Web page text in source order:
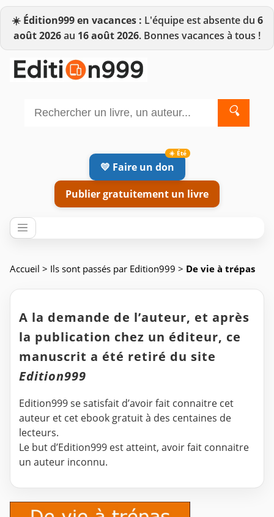
☀️ Édition999 en vacances : L'équipe est absente du 6
août 2026au 16 août 2026. Bonnes vacances à tous !
🔍
💛 Faire un don
Publier gratuitement un livre
Accueil > Ils sont passés par Edition999 > De vie à trépas
A la demande de l’auteur, et après
la publication chez un éditeur, ce
manuscrit a été retiré du site
Edition999
Edition999 se satisfait d’avoir fait connaitre cet
auteur et cet ebook gratuit à des centaines de
lecteurs.
Le but d’Edition999 est atteint, avoir fait connaitre
un auteur inconnu.